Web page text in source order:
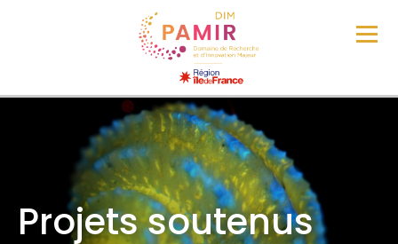
Projets soutenus